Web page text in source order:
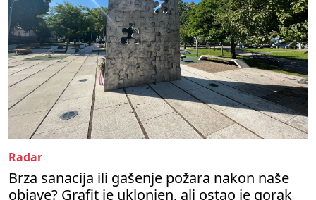
Radar
Brza sanacija ili gašenje požara nakon naše
objave? Grafit je uklonjen, ali ostao je gorak